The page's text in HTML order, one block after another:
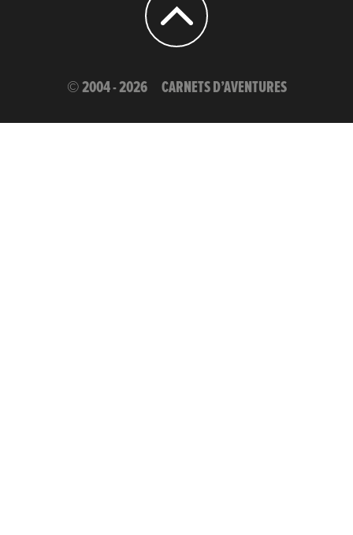
© 2004 - 2026 CARNETS D’AVENTURES